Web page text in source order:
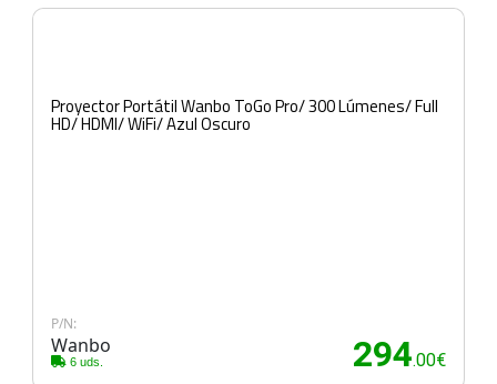
Proyector Portátil Wanbo ToGo Pro/ 300 Lúmenes/ Full
HD/ HDMI/ WiFi/ Azul Oscuro
P/N:
Wanbo
6 uds. 294.00€